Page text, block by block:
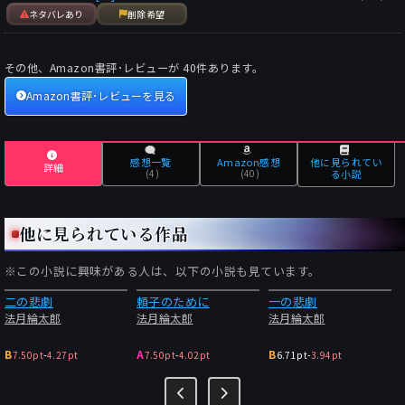
「本格ミステリらしい本格ミステリの形式」を整えた、本格ミス
テリ黄金期における偉大な「本格ミステリ作家」の一人であり、
エラリー・クイーンが強く影響を受けた作家である。
したがって、エラリー・クイーンを真似た作家としてデビュー
が、ヴァン・ダインという作家に対して敬意を払わないというの
は、むしろ不自然なことだと言えるだろう。
もちろん、現在の視点から見れば、ヴァン・ダインの作品は「古
（ウィラード・ハンティントン・ライト）は、「引き立て役倶楽
部の陰謀」の中でも描かれているとおり、自らの「美意識」や
「理想」に固執しすぎるのあまり偏狭狷介に過ぎて、アガサ・ク
リスティーなどによる新しい試みに対しては、無理解すぎたかも
しれない。
ぎることは、いちがいに責められるべきでないというのは、例え
ば、法月綸太郎という作家が「マニア気質」の作家であり「エリ
ネタバレあり 削除希望
その他、Amazon書評･レビューが40件あります。
Amazon書評･レビューを見る
詳細 感想一覧
(4)
Amazon感想
(40)
他に見られてい
る小説
他に見られている作品
※この小説に興味がある人は、以下の小説も見ています。
二の悲劇
法月綸太郎
B7.50pt-4.27pt
頼子のために
法月綸太郎
A7.50pt-4.02pt
一の悲劇
法月綸太郎
B6.71pt-3.94pt